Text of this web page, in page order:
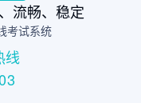
流畅、稳定
考试系统
线